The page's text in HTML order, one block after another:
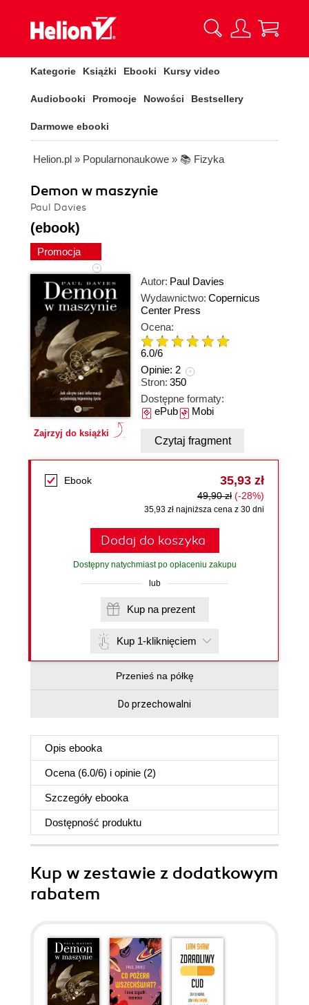
Kategorie Książki Ebooki Kursy video
Audiobooki Promocje Nowości Bestsellery
Darmowe ebooki
Helion.pl » Popularnonaukowe » 📚 Fizyka
Demon w maszynie
Paul Davies
(ebook)
Promocja
Zajrzyj do książki
Autor: Paul Davies
Wydawnictwo: Copernicus
Center Press
Ocena:
6.0/6
Opinie: 2
Stron: 350
Dostępne formaty:
ePubMobi
Czytaj fragment
Ebook 35,93 zł
49,90 zł (-28%)
35,93 zł najniższa cena z 30 dni
Dodaj do koszyka
Dostępny natychmiast po opłaceniu zakupu
lub
Kup na prezent
Kup 1-kliknięciem
Przenieś na półkę
Do przechowalni
Opis ebooka
Ocena (6.0/6) i opinie (2)
Szczegóły ebooka
Dostępność produktu
Kup w zestawie z dodatkowym
rabatem